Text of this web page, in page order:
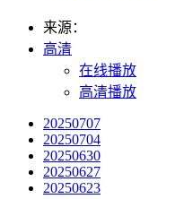
来源：
高清
在线播放
高清播放
20250707
20250704
20250630
20250627
20250623